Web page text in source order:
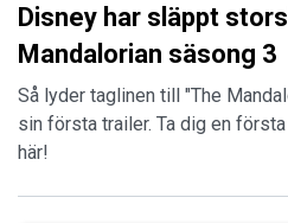
Disney har släppt
Mandalorian säsong 3
Så lyder taglinen till "The
sin första trailer. Ta dig en
här!